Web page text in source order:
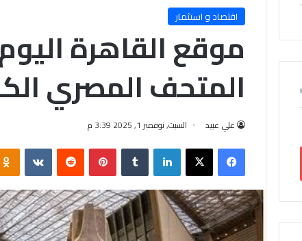
اقتصاد و استثمار
موقع القاهرة
المتحف المصري
علي عبيد السبت, نوفمبر 1, 2025 3:39 م
فيسبوك لينكدإن بينتيريست